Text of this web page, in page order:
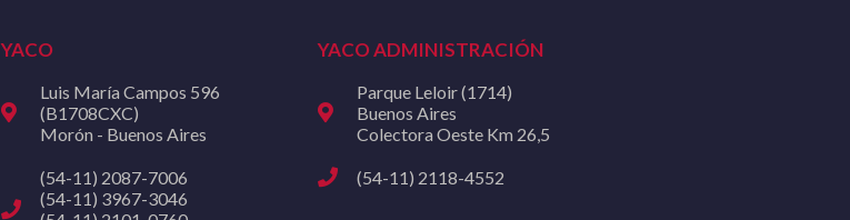
YACO
Luis María Campos 596
(B1708CXC)
Morón - Buenos Aires
(54-11) 2087-7006
(54-11) 3967-3046
YACO ADMINISTRACIÓN
Parque Leloir (1714)
Buenos Aires
Colectora Oeste Km 26,5
(54-11) 2118-4552